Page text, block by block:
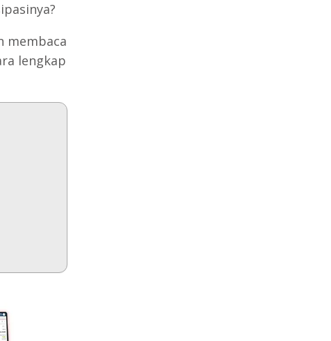
membaca
lengkap